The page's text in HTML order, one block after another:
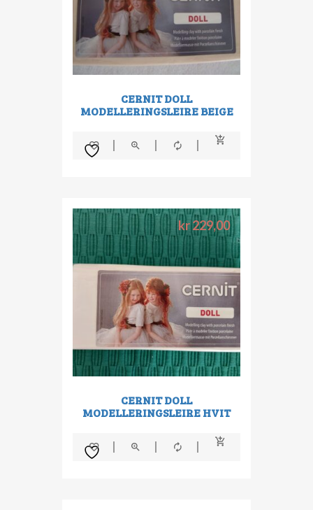
CERNIT DOLL
MODELLERINGSLEIRE BEIGE
kr229,00
CERNIT DOLL
MODELLERINGSLEIRE HVIT